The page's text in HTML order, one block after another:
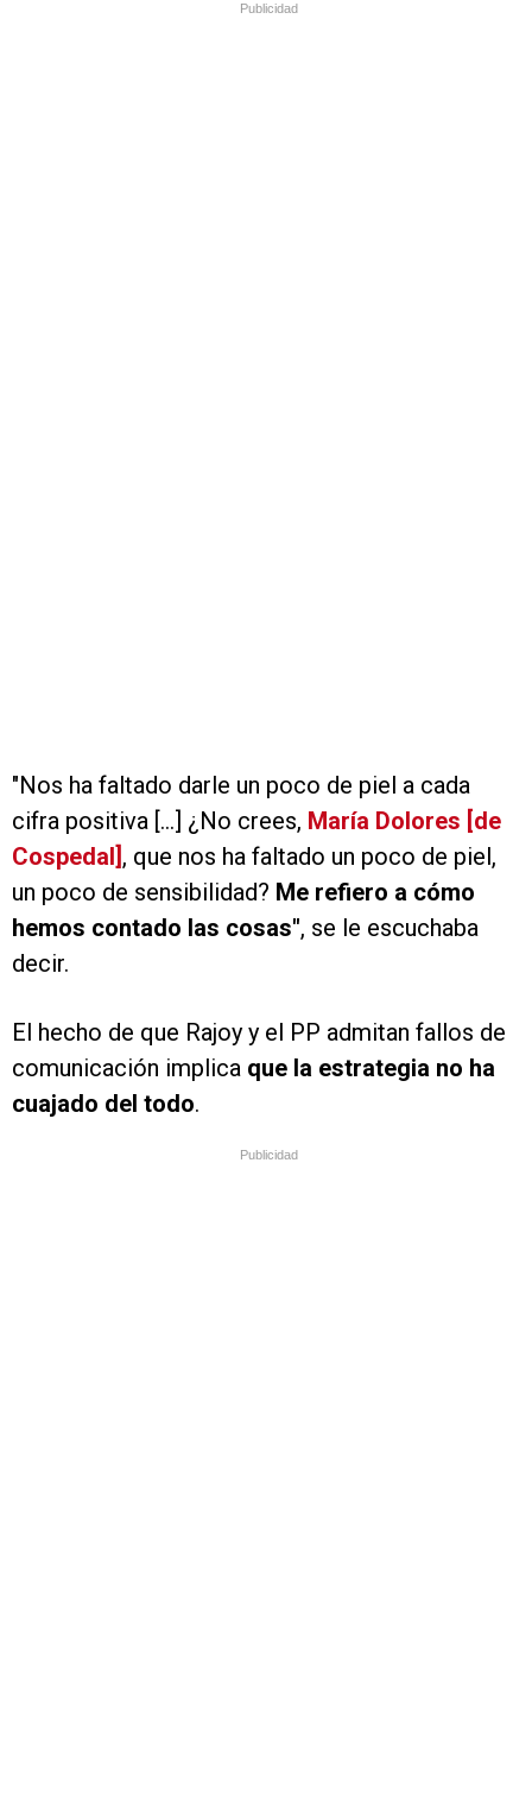
Publicidad
"Nos ha faltado darle un poco de piel a cada
cifra positiva [...] ¿No crees, María Dolores [de
Cospedal] , que nos ha faltado un poco de piel,
un poco de sensibilidad? Me refiero a cómo
hemos contado las cosas", se le escuchaba
decir.
El hecho de que Rajoy y el PP admitan fallos de
comunicación implica que la estrategia no ha
cuajado del todo.
Publicidad